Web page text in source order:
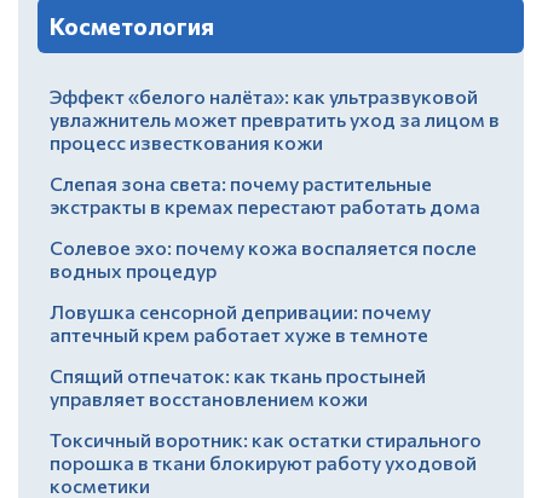
Косметология
Эффект «белого налёта»: как ультразвуковой
увлажнитель может превратить уход за лицом в
процесс известкования кожи
Слепая зона света: почему растительные
экстракты в кремах перестают работать дома
Солевое эхо: почему кожа воспаляется после
водных процедур
Ловушка сенсорной депривации: почему
аптечный крем работает хуже в темноте
Спящий отпечаток: как ткань простыней
управляет восстановлением кожи
Токсичный воротник: как остатки стирального
порошка в ткани блокируют работу уходовой
косметики